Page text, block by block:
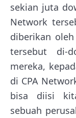
sekian juta
Network
diberikan
tersebut di-
mereka,
di CPA
bisa diisi
sebuah